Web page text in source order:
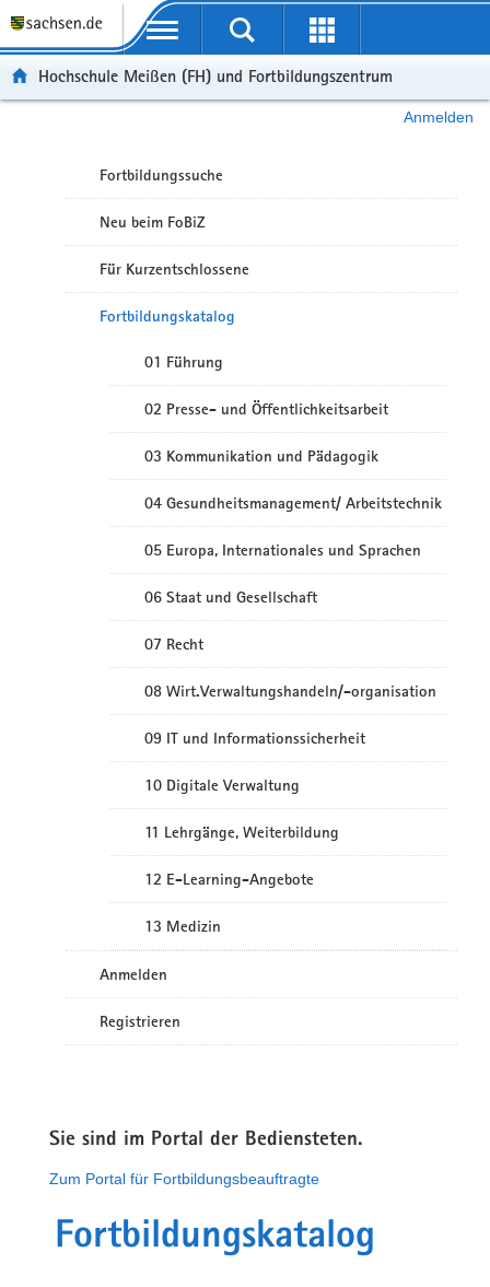
Portalübergreifende Navigation
Hochschule Meißen (FH) und Fortbildungszentrum
Anmelden
Fortbildungssuche
Neu beim FoBiZ
Für Kurzentschlossene
Fortbildungskatalog
01 Führung
02 Presse- und Öffentlichkeitsarbeit
03 Kommunikation und Pädagogik
04 Gesundheitsmanagement/ Arbeitstechnik
05 Europa, Internationales und Sprachen
06 Staat und Gesellschaft
07 Recht
08 Wirt.Verwaltungshandeln/-organisation
09 IT und Informationssicherheit
10 Digitale Verwaltung
11 Lehrgänge, Weiterbildung
12 E-Learning-Angebote
13 Medizin
Anmelden
Registrieren
Sie sind im Portal der Bediensteten.
Zum Portal für Fortbildungsbeauftragte
Fortbildungskatalog